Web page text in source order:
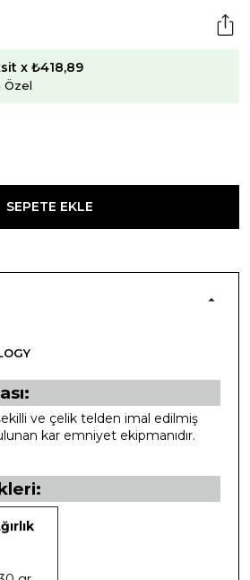
x ₺418,89
Özel
SEPETE EKLE
ve çelik telden imal edilmiş
kar emniyet ekipmanıdır.